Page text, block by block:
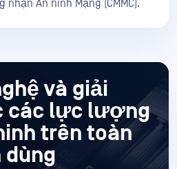
An ninh Mạng (CMMC).
và giải
các lực lượng
trên toàn